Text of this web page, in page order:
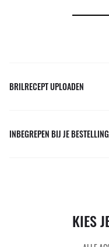
BRILRECEPT UPLOADEN
INBEGREPEN BIJ JE BESTELLING
KIES